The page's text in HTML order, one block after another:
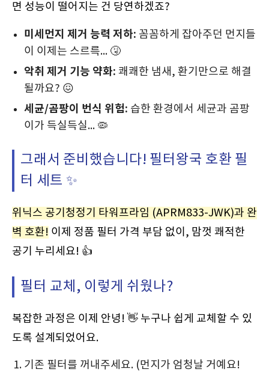
면 성능이 떨어지는 건 당연하겠죠?
미세먼지 제거 능력 저하: 꼼꼼하게 잡아주던 먼지들
이 이제는 스르륵... 🤧
악취 제거 기능 약화: 쾌쾌한 냄새, 환기만으로 해결
될까요? 😖
세균/곰팡이 번식 위험: 습한 환경에서 세균과 곰팡
이가 득실득실... 🦠
그래서 준비했습니다! 필터왕국 호환 필
터 세트 ✨
위닉스 공기청정기 타워프라임 (APRM833-JWK)과 완
벽 호환! 이제 정품 필터 가격 부담 없이, 맘껏 쾌적한
공기 누리세요! 👍
필터 교체, 이렇게 쉬웠나?
복잡한 과정은 이제 안녕! 👋 누구나 쉽게 교체할 수 있
도록 설계되었어요.
기존 필터를 꺼내주세요. (먼지가 엄청날 거예요!